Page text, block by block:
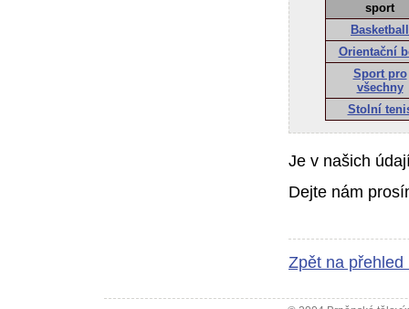
sport
Basketball
Orientační
Sport pro
všechny
Stolní
Je v našich
Dejte nám
Zpět na přehled